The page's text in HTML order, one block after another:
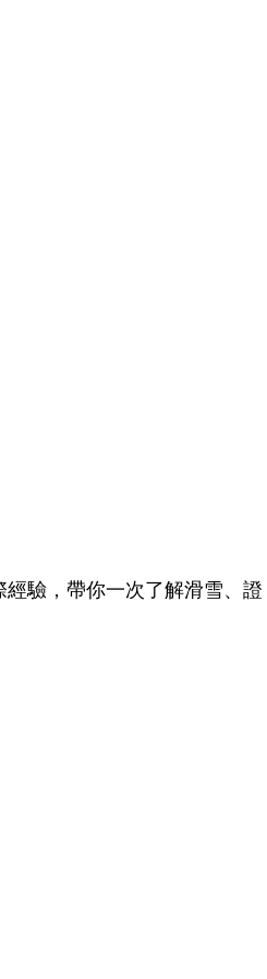
驗，帶你一次了解滑雪、證